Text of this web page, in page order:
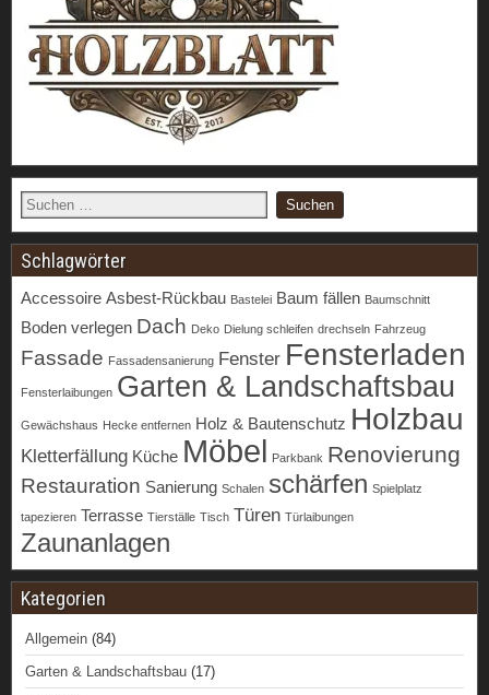
Schlagwörter
Accessoire Asbest-Rückbau Bastelei Baum fällen Baumschnitt
Boden verlegen Dach Deko Dielung schleifen drechseln Fahrzeug
Fassade Fassadensanierung Fenster Fensterladen
Fensterlaibungen Garten & Landschaftsbau
Gewächshaus Hecke entfernen Holz & Bautenschutz Holzbau
Kletterfällung Küche Möbel Parkbank Renovierung
Restauration Sanierung Schalen schärfen Spielplatz
tapezieren Terrasse Tierställe Tisch Türen Türlaibungen
Zaunanlagen
Kategorien
Allgemein (84)
Garten & Landschaftsbau (17)